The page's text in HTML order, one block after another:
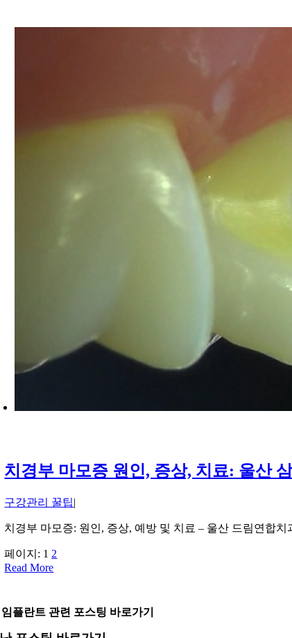
치경부 마모증 원인, 증상, 치료: 울산
구강관리 꿀팁|
치경부 마모증: 원인, 증상, 예방 및 치료 – 울산 드림연합
페이지: 1 2
Read More
플란트 관련 포스팅 바로가기